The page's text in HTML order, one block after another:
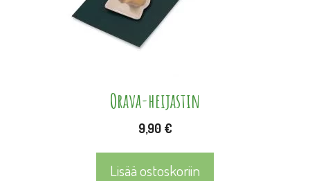
Orava-heijastin
9,90 €
Lisää ostoskoriin